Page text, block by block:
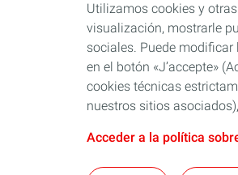
Utilizamos cookies y
visualización, mostrarle
sociales. Puede
en el botón «J’accepte»
cookies técnicas
nuestros sitios
Acceder a la política